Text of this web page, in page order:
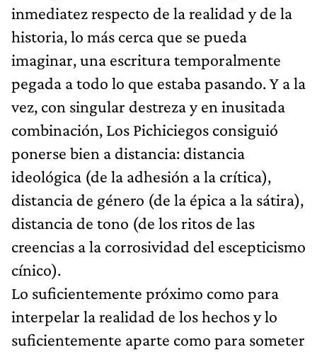
inmediatez respecto de la realidad y de la
historia, lo más cerca que se pueda
imaginar, una escritura temporalmente
pegada a todo lo que estaba pasando. Y a la
vez, con singular destreza y en inusitada
combinación, Los Pichiciegos consiguió
ponerse bien a distancia: distancia
ideológica (de la adhesión a la crítica),
distancia de género (de la épica a la sátira),
distancia de tono (de los ritos de las
creencias a la corrosividad del escepticismo
cínico).
Lo suficientemente próximo como para
interpelar la realidad de los hechos y lo
suficientemente aparte como para someter